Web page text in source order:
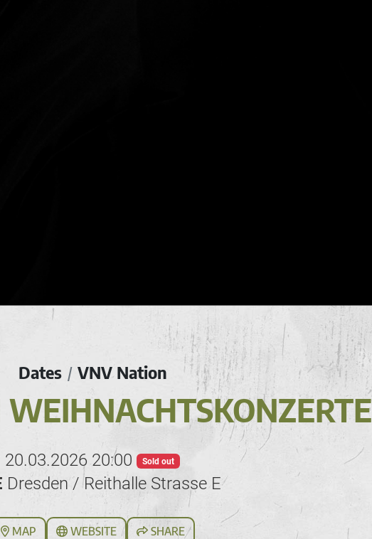
Dates / VNV Nation
20.03.2026 20:00 Sold out
Dresden / Reithalle Strasse E
MAP WEBSITE SHARE